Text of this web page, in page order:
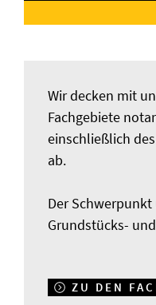
Wir decken mit
Fachgebiete
einschließlich
ab.
Der
Grundstücks-
ZU DEN